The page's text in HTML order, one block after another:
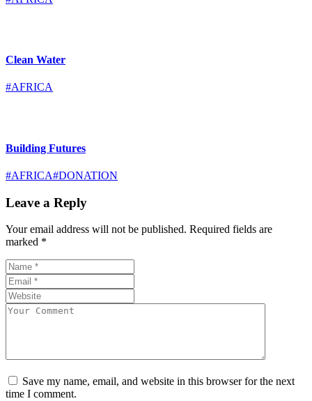
Clean Water
#AFRICA
Building Futures
#AFRICA#DONATION
Leave a Reply
Your email address will not be published. Required fields are
marked *
Save my name, email, and website in this browser for the next
time I comment.